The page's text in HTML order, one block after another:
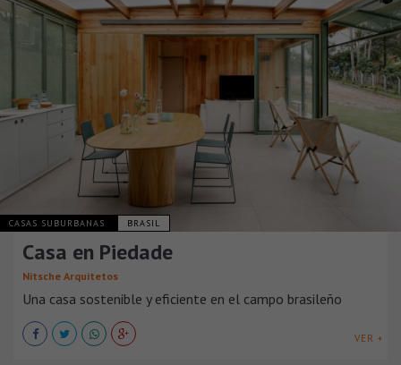
CASAS SUBURBANAS BRASIL
Casa en Piedade
Nitsche Arquitetos
Una casa sostenible y eficiente en el campo brasileño
VER +